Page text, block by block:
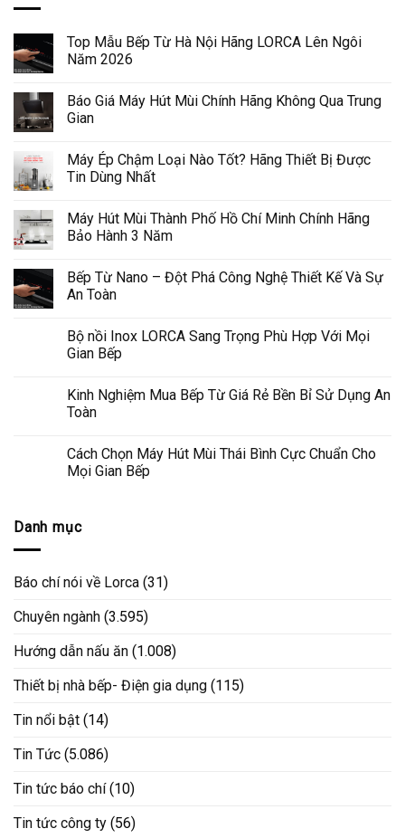
Top Mẫu Bếp Từ Hà Nội Hãng LORCA Lên Ngôi
Năm 2026
Báo Giá Máy Hút Mùi Chính Hãng Không Qua Trung
Gian
Máy Ép Chậm Loại Nào Tốt? Hãng Thiết Bị Được
Tin Dùng Nhất
Máy Hút Mùi Thành Phố Hồ Chí Minh Chính Hãng
Bảo Hành 3 Năm
Bếp Từ Nano – Đột Phá Công Nghệ Thiết Kế Và Sự
An Toàn
Bộ nồi Inox LORCA Sang Trọng Phù Hợp Với Mọi
Gian Bếp
Kinh Nghiệm Mua Bếp Từ Giá Rẻ Bền Bỉ Sử Dụng An
Toàn
Cách Chọn Máy Hút Mùi Thái Bình Cực Chuẩn Cho
Mọi Gian Bếp
Danh mục
Báo chí nói về Lorca (31)
Chuyên ngành (3.595)
Hướng dẫn nấu ăn (1.008)
Thiết bị nhà bếp- Điện gia dụng (115)
Tin nổi bật (14)
Tin Tức (5.086)
Tin tức báo chí(10)
Tin tức công ty (56)